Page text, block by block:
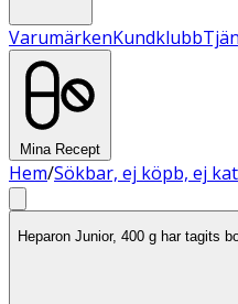
VarumärkenKundklubb
Mina Recept
Hem/Sökbar, ej köpb, ej kat
Heparon Junior, 400 g har tagits